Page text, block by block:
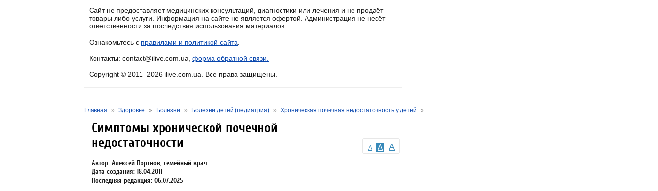
Сайт не предоставляет медицинских консультаций, диагностики или лечения и не продаёт
товары либо услуги. Информация на сайте не является офертой. Администрация не несёт
ответственности за последствия использования материалов.
Ознакомьтесь с правилами и политикой сайта
Контакты: contact@ilive.com.ua, форма обратной связи.
Copyright © 2011–2026 ilive.com.ua. Все права защищены.
Главная » Здоровье » Болезни » Болезни детей (педиатрия) » Хроническая почечная недостаточность у детей »
A A A
Симптомы хронической почечной
недостаточности
Автор: Алексей Портнов, семейный врач
Дата создания: 18.04.2011
Последняя редакция: 06.07.2025